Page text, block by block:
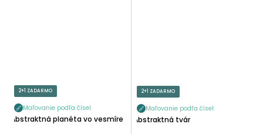
2+1 ZADARMO
Maľovanie podľa čísel
Abstraktná planéta vo vesmíre
2+1 ZADARMO
Maľovanie podľa čísel
Abstraktná tvár